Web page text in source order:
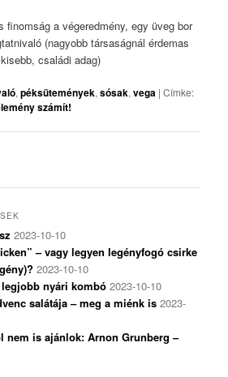
finomság a végeredmény, egy üveg bor
(nagyobb társaságnál érdemas
családi adag)
,péksütemények,sósak,vega |Címke:
számít!
2023-10-10
– vagy legyen legényfogó csirke
2023-10-10
nyári kombó 2023-10-10
salátája – meg a miénk is 2023-
nem is ajánlok: Arnon Grunberg –